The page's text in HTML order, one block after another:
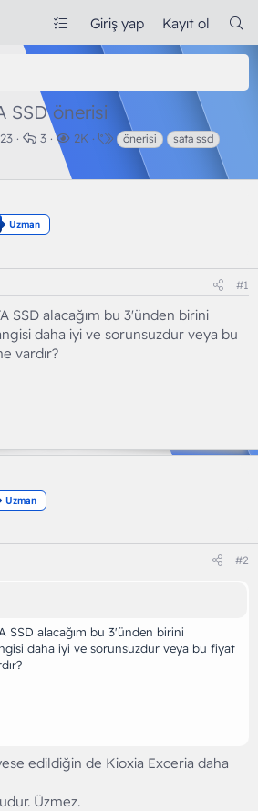
Giriş yap Kayıt ol
SSD önerisi
C
l
a
3
G
e
2K
E
r
önerisi
sata ssd
Uzman
#1
SSD alacağım bu 3'ünden birini
daha iyi ve sorunsuzdur veya bu
vardır?
Uzman
#2
SSD alacağım bu 3'ünden birini
daha iyi ve sorunsuzdur veya bu fiyat
edildiğin de Kioxia Exceria daha
Üzmez.